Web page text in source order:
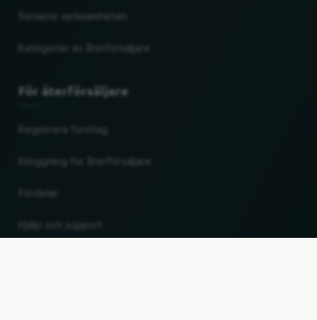
Senaste verksamheten
Kategorier av återförsäljare
För återförsäljare
Inloggning för återförsäljare
Fördelar